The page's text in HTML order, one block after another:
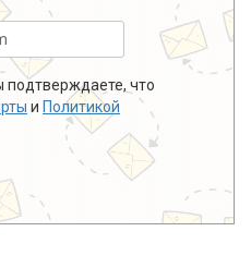
что
и Политикой